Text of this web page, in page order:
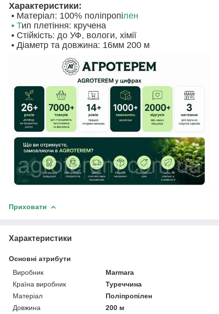
Характеристики:
• Матеріал: 100% поліпропілен
• Тип плетіння: кручена
• Стійкість: до УФ, вологи, хімії
• Діаметр та довжина: 16мм 200 м
Приховати
Характеристики
Основні атрибути
Виробник
Marmara
Країна виробник
Туреччина
Матеріал
Поліпропілен
Довжина
200 м